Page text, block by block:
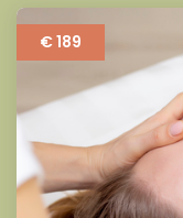
€ 189